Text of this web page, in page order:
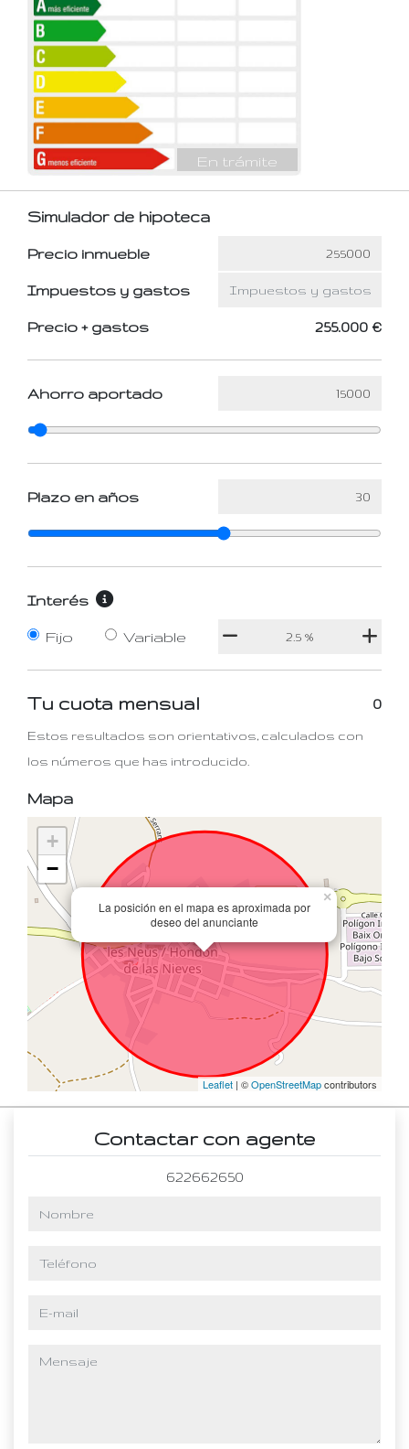
En trámite
Simulador de hipoteca
Precio inmueble
Impuestos y gastos
Precio + gastos 255.000 €
Ahorro aportado
Plazo en años
Interés
Fijo Variable
Tu cuota mensual 0
Estos resultados son orientativos, calculados con
los números que has introducido.
Mapa
La posición en el mapa es aproximada por
deseo del anunciante
×
+
−
Leaflet | ©OpenStreetMapcontributors
Contactar con agente
622662650
nombre
teléfono
e-mail
mensaje